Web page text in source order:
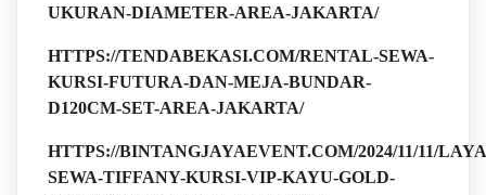
UKURAN-DIAMETER-AREA-JAKARTA/
HTTPS://TENDABEKASI.COM/RENTAL-SEWA-
KURSI-FUTURA-DAN-MEJA-BUNDAR-
D120CM-SET-AREA-JAKARTA/
HTTPS://BINTANGJAYAEVENT.COM/2024/11/11/
SEWA-TIFFANY-KURSI-VIP-KAYU-GOLD-